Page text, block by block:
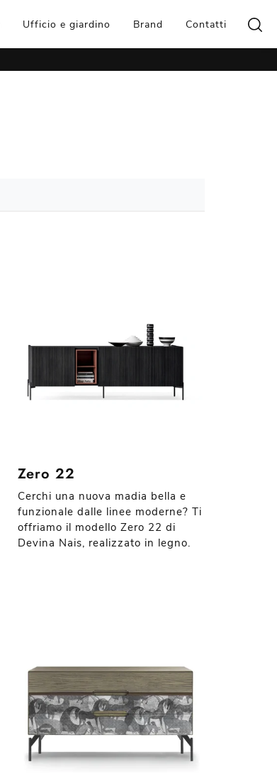
Ufficio e giardino Brand Contatti
Zero 22
Cerchi una nuova madia bella e
funzionale dalle linee moderne? Ti
offriamo il modello Zero 22 di
Devina Nais, realizzato in legno.